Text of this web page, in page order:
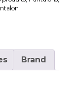
Brand